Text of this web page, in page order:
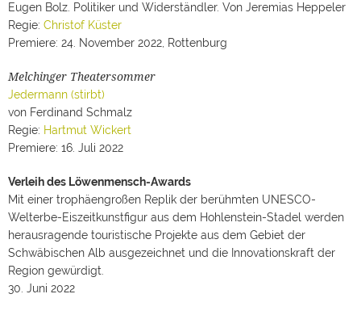
Eugen Bolz. Politiker und Widerständler. Von Jeremias Heppeler
Regie: Christof Küster
Premiere: 24. November 2022, Rottenburg
Melchinger Theatersommer
Jedermann (stirbt)
von Ferdinand Schmalz
Regie: Hartmut Wickert
Premiere: 16. Juli 2022
Verleih des Löwenmensch-Awards
Mit einer trophäengroßen Replik der berühmten UNESCO-
Welterbe-Eiszeitkunstfigur aus dem Hohlenstein-Stadel werden
herausragende touristische Projekte aus dem Gebiet der
Schwäbischen Alb ausgezeichnet und die Innovationskraft der
Region gewürdigt.
30. Juni 2022